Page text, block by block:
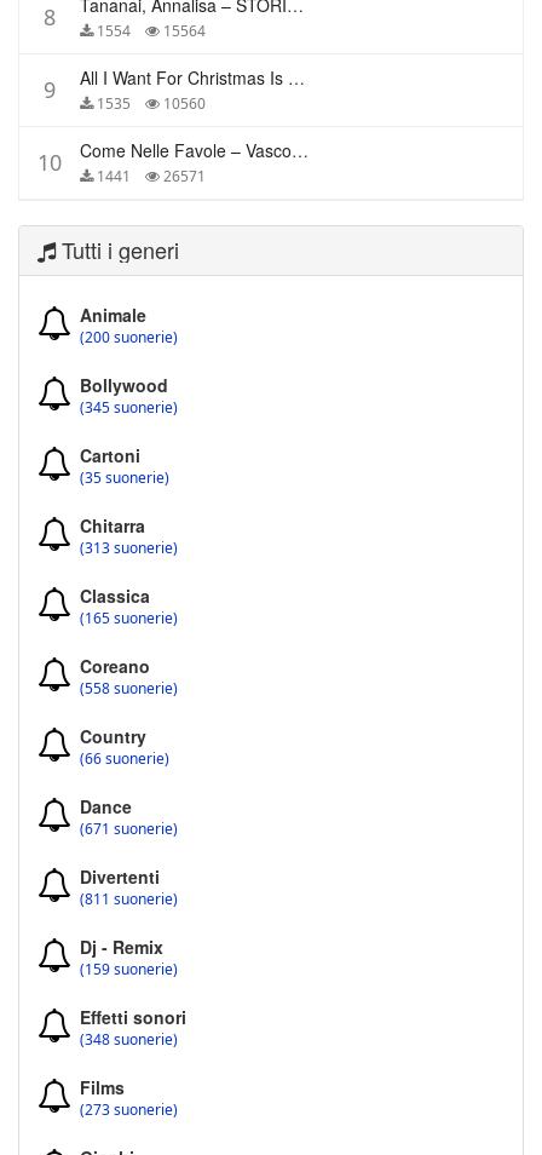
8 Tananai, Annalisa – STORIE BREVI
1554 15564
9 All I Want For Christmas Is You – Mariah Carey
1535 10560
10 Come Nelle Favole – Vasco Rossi
1441 26571
Tutti i generi
Animale
(200 suonerie)
Bollywood
(345 suonerie)
Cartoni
(35 suonerie)
Chitarra
(313 suonerie)
Classica
(165 suonerie)
Coreano
(558 suonerie)
Country
(66 suonerie)
Dance
(671 suonerie)
Divertenti
(811 suonerie)
Dj - Remix
(159 suonerie)
Effetti sonori
(348 suonerie)
Films
(273 suonerie)